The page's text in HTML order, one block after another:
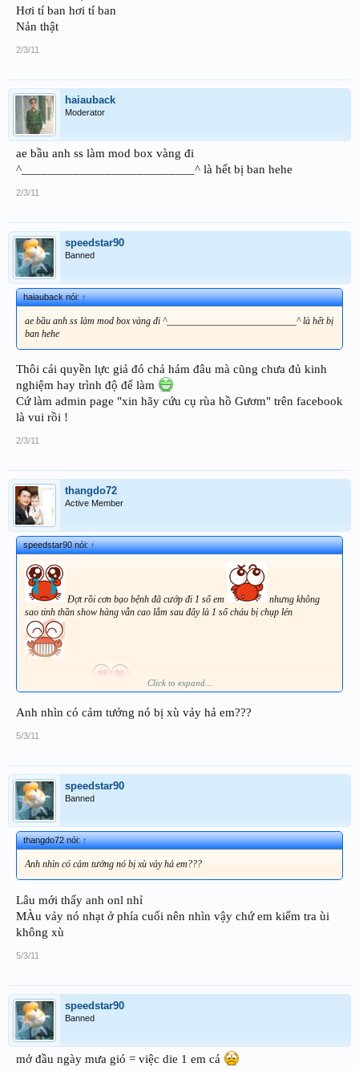
Hơi tí ban hơi tí ban
Nản thật
2/3/11
haiauback
Moderator
ae bầu anh ss làm mod box vàng đi
^___________________________^ là hết bị ban hehe
2/3/11
speedstar90
Banned
haiauback nói:↑
ae bầu anh ss làm mod box vàng đi ^___________________________^ là hết bị
ban hehe
Thôi cái quyền lực giả đó chả hám đâu mà cũng chưa đủ kinh
nghiệm hay trình độ để làm
Cứ làm admin page "xin hãy cứu cụ rùa hồ Gươm" trên facebook
là vui rồi !
2/3/11
thangdo72
Active Member
speedstar90 nói:↑
Đợt rồi cơn bạo bệnh đã cướp đi 1 số em
nhưng không
sao tinh thần show hàng vẫn cao lắm sau đây là 1 số cháu bị chụp lén
Click to expand...
Anh nhìn có cảm tưởng nó bị xù vảy hả em???
5/3/11
speedstar90
Banned
thangdo72 nói:↑
Anh nhìn có cảm tưởng nó bị xù vảy hả em???
Lâu mới thấy anh onl nhỉ
MÀu vảy nó nhạt ở phía cuối nên nhìn vậy chứ em kiểm tra ùi
không xù
5/3/11
speedstar90
Banned
mở đầu ngày mưa gió = việc die 1 em cá